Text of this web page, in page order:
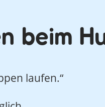
beim
laufen.“